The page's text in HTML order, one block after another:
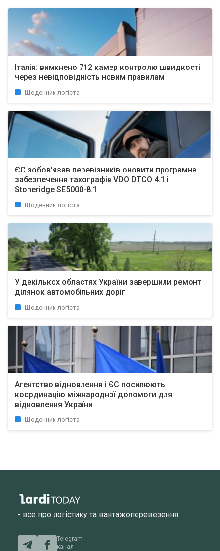
Італія: вимкнено 712 камер контролю швидкості
через невідповідність новим правилам
Щоденник логіста
ЄС зобов'язав перевізників оновити програмне
забезпечення тахографів VDO DTCO 4.1 і
Stoneridge SE5000-8.1
Щоденник логіста
У декількох областях України завершили ремонт
ділянок автомобільних доріг
Щоденник логіста
Агентство відновлення і ЄС посилюють
координацію міжнародної допомоги для
відновлення України
Щоденник логіста
- все про логістику та вантажоперевезення
Telegram
канал